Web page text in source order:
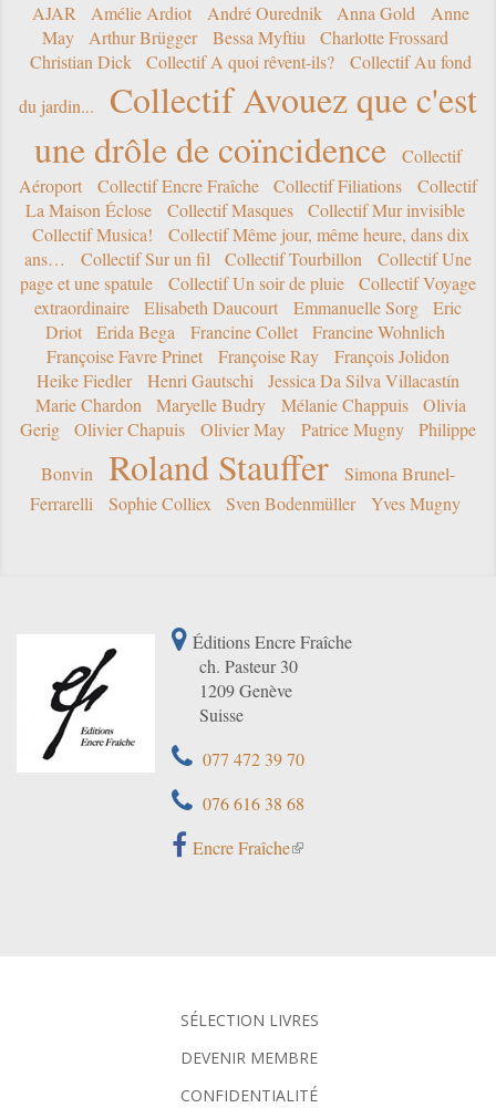
AJAR Amélie Ardiot André Ourednik Anna Gold
Anne
May
Arthur Brügger Bessa Myftiu
Charlotte Frossard
Christian Dick
Collectif A quoi rêvent-ils?
Collectif Au fond
du jardin...
Collectif Avouez que c'est
une drôle de coïncidence
Collectif
Aéroport
Collectif Encre Fraîche Collectif Filiations
Collectif
La Maison Éclose
Collectif Masques
Collectif Mur invisible
Collectif Musica!
Collectif Même jour, même heure, dans dix
ans…
Collectif Sur un fil Collectif Tourbillon
Collectif Une
page et une spatule
Collectif Un soir de pluie
Collectif Voyage
extraordinaire
Elisabeth Daucourt Emmanuelle Sorg
Eric
Driot
Erida Bega Francine Collet
Francine Wohnlich
Françoise Favre Prinet
Françoise Ray
François Jolidon
Heike Fiedler
Henri Gautschi
Jessica Da Silva Villacastín
Marie Chardon
Maryelle Budry Mélanie Chappuis
Olivia
Gerig
Olivier Chapuis Olivier May Patrice Mugny
Philippe
Bonvin
Roland Stauffer
Simona Brunel-
Ferrarelli
Sophie Colliex Sven Bodenmüller Yves Mugny
Éditions Encre Fraîche
ch. Pasteur 30
1209 Genève
Suisse
077 472 39 70
076 616 38 68
Encre Fraîche
SÉLECTION LIVRES
DEVENIR MEMBRE
CONFIDENTIALITÉ